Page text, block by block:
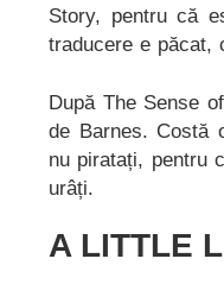
Story, pentru că
traducere e păcat,
După The Sense
de Barnes. Costă
nu piratați, pentru
urâți.
A LITTLE